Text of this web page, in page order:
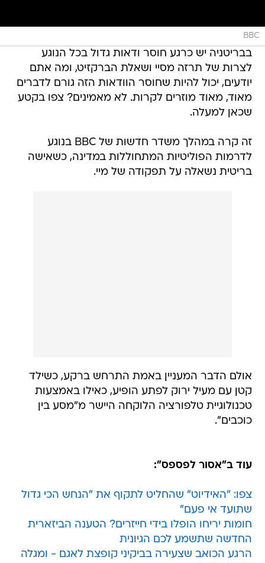
BBC
בבריטניה יש כרגע חוסר ודאות גדול בכל הנוגע
לצרות של תרזה מסיי ושאלת הברקזיט, ומה אתם
יודעים, יכול להיות שחוסר הוודאות הזה גורם לדברים
מאוד, מאוד מוזרים לקרות. לא מאמינים? צפו בקטע
שכאן למעלה.
זה קרה במהלך משדר חדשות של BBC בנוגע
לדרמות הפוליטיות המתחוללות במדינה, כשאישה
בריטית נשאלה על תפקודה של מיי.
אולם הדבר המעניין באמת התרחש ברקע, כשילד
קטן עם מעיל ירוק לפתע הופיע, כאילו באמצעות
טכנולוגיית טלפורציה הלוקחה היישר מ"מסע בין
כוכבים".
עוד ב"אסור לפספס":
צפו: "האידיוט" שהחליט לתקוף את "הנחש הכי גדול
שתועד אי פעם"
חומות יריחו הופלו בידי חייזרים? הטענה הביזארית
החדשה שתשמע לכם הגיונית
הרגע הכואב שצעירה בביקיני קופצת לאגם - ומגלה